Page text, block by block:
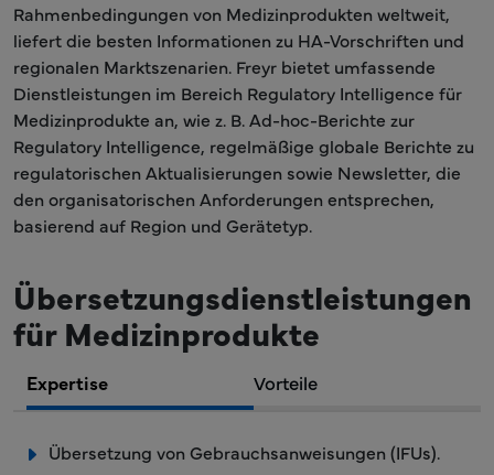
Rahmenbedingungen von Medizinprodukten weltweit,
liefert die besten Informationen zu HA-Vorschriften und
regionalen Marktszenarien. Freyr bietet umfassende
Dienstleistungen im Bereich Regulatory Intelligence für
Medizinprodukte an, wie z. B. Ad-hoc-Berichte zur
Regulatory Intelligence, regelmäßige globale Berichte zu
regulatorischen Aktualisierungen sowie Newsletter, die
den organisatorischen Anforderungen entsprechen,
basierend auf Region und Gerätetyp.
Übersetzungsdienstleistungen
für Medizinprodukte
Expertise Vorteile
Übersetzung von Gebrauchsanweisungen (IFUs).